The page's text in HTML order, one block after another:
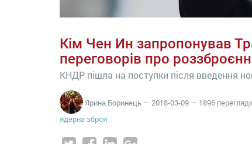
Кім Чен Ин запропонував
переговорів про
КНДР пішла на поступки після введення
Ярина Боринець — 2018-03-09 — 1896
ядерна зброя